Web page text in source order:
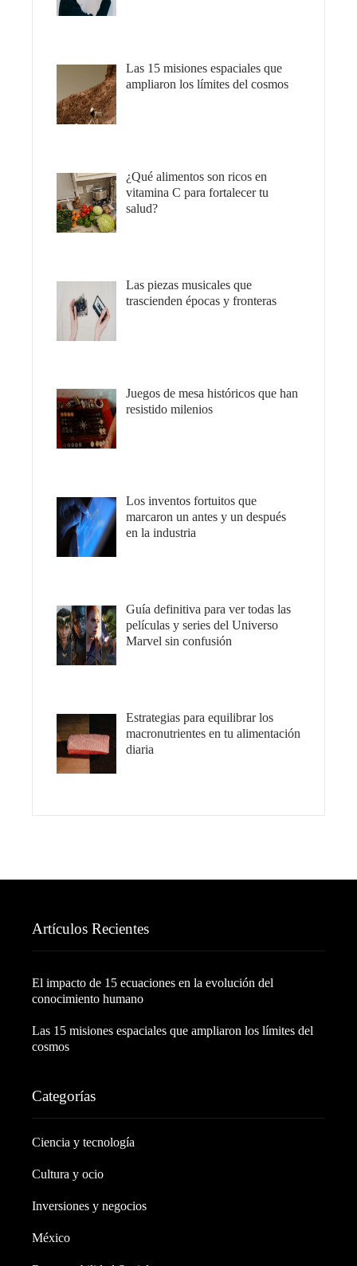
Las 15 misiones espaciales que
ampliaron los límites del cosmos
¿Qué alimentos son ricos en
vitamina C para fortalecer tu
salud?
Las piezas musicales que
trascienden épocas y fronteras
Juegos de mesa históricos que han
resistido milenios
Los inventos fortuitos que
marcaron un antes y un después
en la industria
Guía definitiva para ver todas las
películas y series del Universo
Marvel sin confusión
Estrategias para equilibrar los
macronutrientes en tu alimentación
diaria
Artículos Recientes
El impacto de 15 ecuaciones en la evolución del
conocimiento humano
Las 15 misiones espaciales que ampliaron los límites del
cosmos
Categorías
Ciencia y tecnología
Cultura y ocio
Inversiones y negocios
México